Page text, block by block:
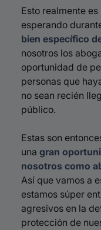
Esto realmente
esperando
bien específico
nosotros los
oportunidad de
personas que
no sean recién
público.
Estas son
una gran
nosotros como
Así que vamos a
estamos súper
agresivos en la
protección de